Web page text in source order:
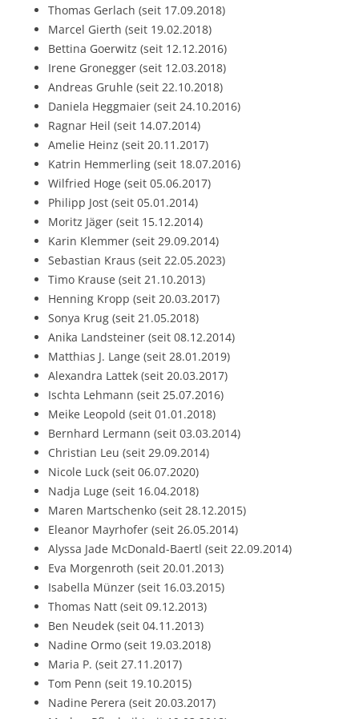
Thomas Gerlach (seit 17.09.2018)
Marcel Gierth (seit 19.02.2018)
Bettina Goerwitz (seit 12.12.2016)
Irene Gronegger (seit 12.03.2018)
Andreas Gruhle (seit 22.10.2018)
Daniela Heggmaier (seit 24.10.2016)
Ragnar Heil (seit 14.07.2014)
Amelie Heinz (seit 20.11.2017)
Katrin Hemmerling (seit 18.07.2016)
Wilfried Hoge (seit 05.06.2017)
Philipp Jost (seit 05.01.2014)
Moritz Jäger (seit 15.12.2014)
Karin Klemmer (seit 29.09.2014)
Sebastian Kraus (seit 22.05.2023)
Timo Krause (seit 21.10.2013)
Henning Kropp (seit 20.03.2017)
Sonya Krug (seit 21.05.2018)
Anika Landsteiner (seit 08.12.2014)
Matthias J. Lange (seit 28.01.2019)
Alexandra Lattek (seit 20.03.2017)
Ischta Lehmann (seit 25.07.2016)
Meike Leopold (seit 01.01.2018)
Bernhard Lermann (seit 03.03.2014)
Christian Leu (seit 29.09.2014)
Nicole Luck (seit 06.07.2020)
Nadja Luge (seit 16.04.2018)
Maren Martschenko (seit 28.12.2015)
Eleanor Mayrhofer (seit 26.05.2014)
Alyssa Jade McDonald-Baertl (seit 22.09.2014)
Eva Morgenroth (seit 20.01.2013)
Isabella Münzer (seit 16.03.2015)
Thomas Natt (seit 09.12.2013)
Ben Neudek (seit 04.11.2013)
Nadine Ormo (seit 19.03.2018)
Maria P. (seit 27.11.2017)
Tom Penn (seit 19.10.2015)
Nadine Perera (seit 20.03.2017)